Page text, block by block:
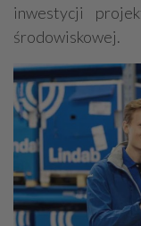
inwestycji
środowiskowej.